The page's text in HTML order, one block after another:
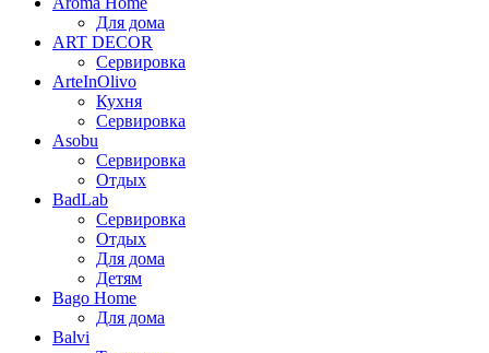
Для дома
ART DECOR
Сервировка
ArteInOlivo
Кухня
Сервировка
Asobu
Сервировка
Отдых
BadLab
Сервировка
Отдых
Для дома
Детям
Bago Home
Для дома
Balvi